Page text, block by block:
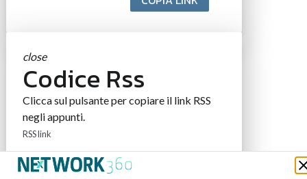
close
Codice Rss
Clicca sul pulsante per copiare il link RSS
negli appunti.
RSS link